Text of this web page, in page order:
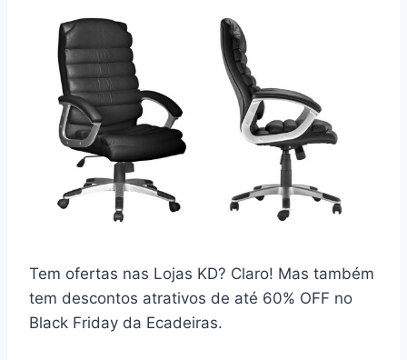
Tem ofertas nas Lojas KD? Claro! Mas também
tem descontos atrativos de até 60% OFF no
Black Friday da Ecadeiras.